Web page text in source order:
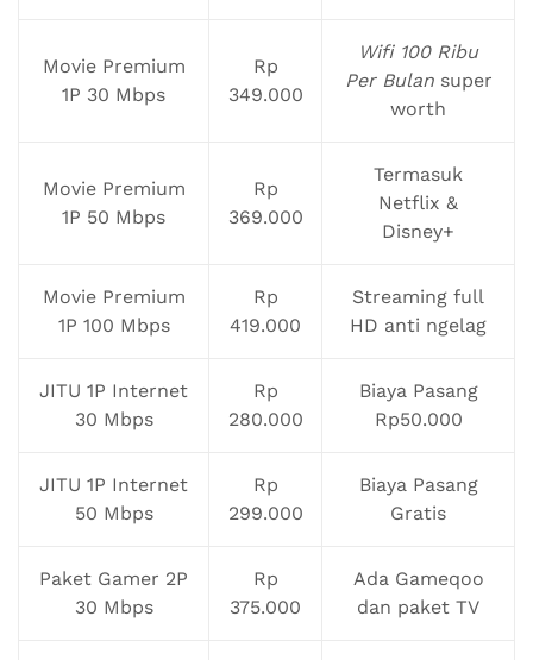
Movie Premium
1P 30 Mbps
Rp
349.000
Wifi 100 Ribu
Per Bulansuper
worth
Movie Premium
1P 50 Mbps
Rp
369.000
Termasuk
Netflix &
Disney+
Movie Premium
1P 100 Mbps
Rp
419.000
Streaming full
HD anti ngelag
JITU 1P Internet
30 Mbps
Rp
280.000
Biaya Pasang
Rp50.000
JITU 1P Internet
50 Mbps
Rp
299.000
Biaya Pasang
Gratis
Paket Gamer 2P
30 Mbps
Rp
375.000
Ada Gameqoo
dan paket TV